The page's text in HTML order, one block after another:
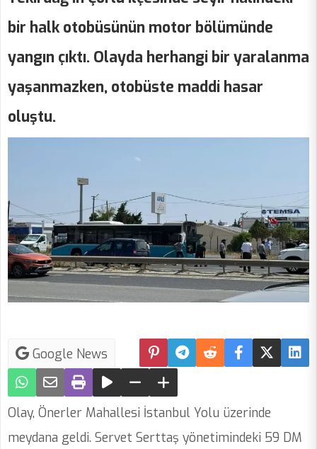
bir halk otobüsünün motor bölümünde
yangın çıktı. Olayda herhangi bir yaralanma
yaşanmazken, otobüste maddi hasar
oluştu.
Google News
Olay, Önerler Mahallesi İstanbul Yolu üzerinde
meydana geldi. Servet Serttaş yönetimindeki 59 DM